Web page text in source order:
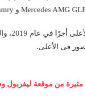
في الأعلى.
عن مفاوضات